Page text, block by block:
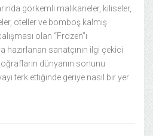
görkemli malikaneler, kiliseler,
oteller ve bomboş kalmış
olan “Frozen”ı
hazırlanan sanatçının ilgi çekici
dünyanın sonunu
terk ettiğinde geriye nasıl bir yer